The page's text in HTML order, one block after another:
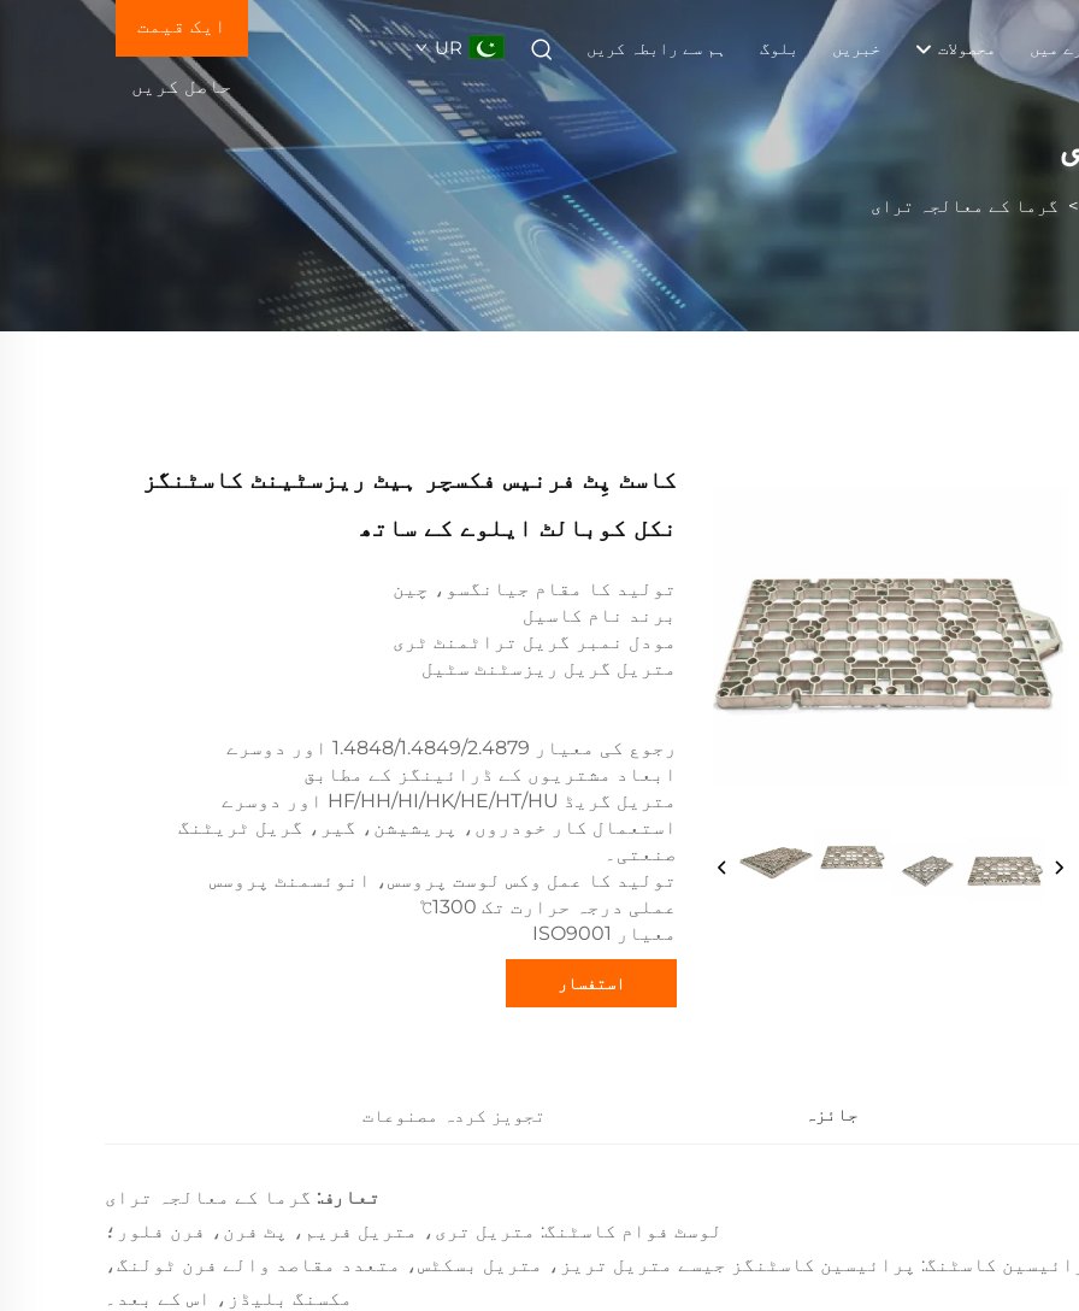
میں محصولات خبریں بلوگ ہم سے رابطہ کریں UR
ایک قیمت
حاصل کریں
> گرما کے معالجہ ترای
کاسٹ پِٹ فرنیس فکسچر ہیٹ ریزسٹینٹ کاسٹنگز
نکل کوبالٹ ایلوے کے ساتھ
تولید کا مقام جیانگسو، چین
برند نام کاسیل
مودل نمبر گریل تراٹمنٹ ٹری
متریل گریل ریزسٹنٹ سٹیل
رجوع کی معیار 1.4848/1.4849/2.4879 اور دوسرے
ابعاد مشتریوں کے ڈرائینگز کے مطابق
متریل گریڈ HF/HH/HI/HK/HE/HT/HU اور دوسرے
استعمال کار خودروں، پریشیشن، گیر، گریل ٹریٹنگ
صنعتی۔
تولید کا عمل وکس لوست پروسس، انوئسمنٹ پروسس
عملی درجہ حرارت تک 1300℃
معیار ISO9001
استفسار
جائزہ تجویز کردہ مصنوعات
تعارف: گرما کے معالجہ ترای
لوسٹ فوام کاسٹنگ: متریل تری، متریل فریم، پٹ فرن، فرن فلور؛
کاسٹنگ: پرائیسین کاسٹنگز جیسے متریل تریز، متریل بسکٹس، متعدد مقاصد والے فرن ٹولنگ،
مکسنگ بلیڈز، اس کے بعد۔